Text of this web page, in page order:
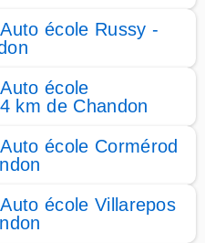
école Russy -
école
km de Chandon
école Cormérod
école Villarepos